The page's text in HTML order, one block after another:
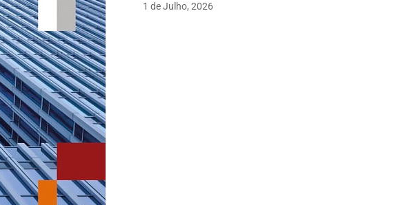
1 de Julho, 2026